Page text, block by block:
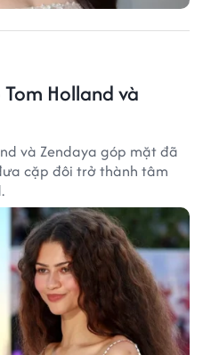
Holland và
và Zendaya góp mặt đã
cặp đôi trở thành tâm